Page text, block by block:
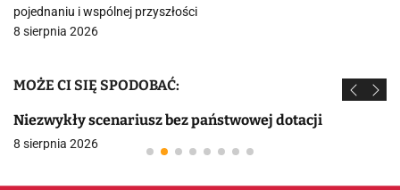
pojednaniu i wspólnej przyszłości
8 sierpnia 2026
MOŻE CI SIĘ SPODOBAĆ:
Niezwykły scenariusz bez państwowej dotacji
8 sierpnia 2026